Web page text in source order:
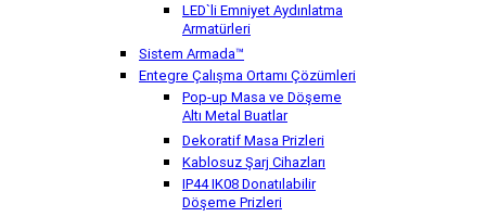
LED`li Emniyet Aydınlatma
Armatürleri
Sistem Armada™
Entegre Çalışma Ortamı Çözümleri
Pop-up Masa ve Döşeme
Altı Metal Buatlar
Dekoratif Masa Prizleri
Kablosuz Şarj Cihazları
IP44 IK08 Donatılabilir
Döşeme Prizleri